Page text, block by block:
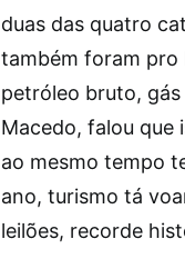
duas das quatro
também foram pro
petróleo bruto,
Macedo, falou que
ao mesmo tempo
ano, turismo tá
leilões, recorde